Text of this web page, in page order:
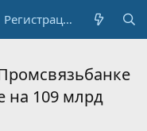
Регистрация
на 109 млрд